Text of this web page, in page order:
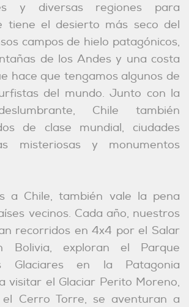
y diversas regiones para
tiene el desierto más seco del
campos de hielo patagónicos,
de los Andes y una costa
hace que tengamos algunos de
del mundo. Junto con la
Chile también
de clase mundial, ciudades
misteriosas y monumentos
a Chile, también vale la pena
vecinos. Cada año, nuestros
recorridos en 4x4 por el Salar
Bolivia, exploran el Parque
Glaciares en la Patagonia
visitar el Glaciar Perito Moreno,
Cerro Torre, se aventuran a